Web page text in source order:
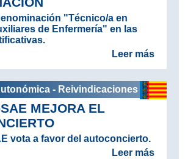
"Técnico/a en
de Enfermería" en las
Leer más
- Reivindicaciones
MEJORA EL
vota a favor del autoconcierto.
Leer más